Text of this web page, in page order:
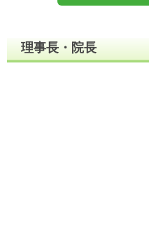
理事長・院長